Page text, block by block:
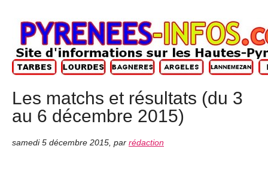
Les matchs et résultats (du 3
au 6 décembre 2015)
samedi 5 décembre 2015 par rédaction